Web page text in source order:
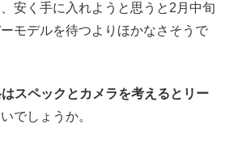
安く手に入れようと思うと2月中旬
モデルを待つよりほかなさそうで
スペックとカメラを考えるとリー
でしょうか。